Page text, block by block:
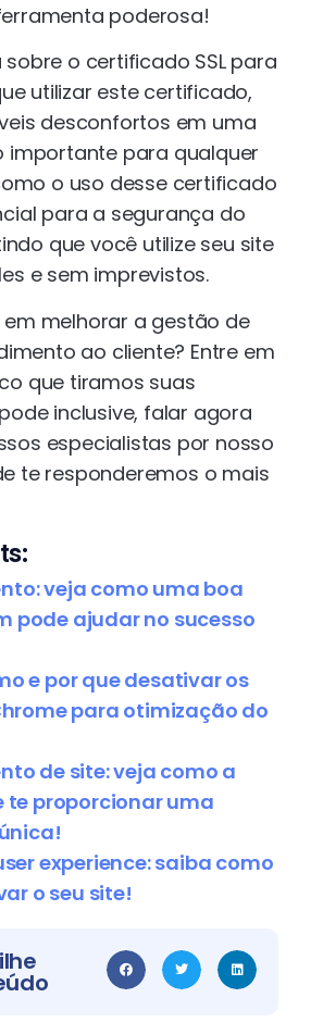
poderosa!
o certificado SSL para
utilizar este certificado,
desconfortos em uma
importante para qualquer
o uso desse certificado
para a segurança do
que você utilize seu site
e sem imprevistos.
em melhorar a gestão de
ao cliente? Entre em
que tiramos suas
inclusive, falar agora
especialistas por nosso
te responderemos o mais
veja como uma boa
pode ajudar no sucesso
e por que desativar os
para otimização do
de site: veja como a
te proporcionar uma
experience: saiba como
o seu site!